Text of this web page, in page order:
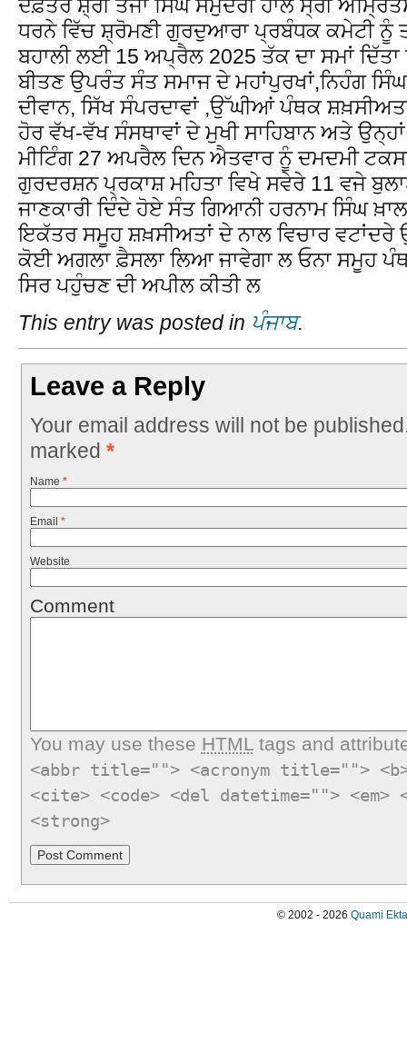
ਦਫ਼ਤਰ ਸ਼੍ਰੀ ਤੇਜਾ ਸਿੰਘ ਸਮੁੰਦਰੀ ਹਾਲ ਸ੍ਰੀ
ਧਰਨੇ ਵਿੱਚ ਸ਼੍ਰੋਮਣੀ ਗੁਰਦੁਆਰਾ ਪ੍ਰਬੰਧਕ ਕਮੇਟੀ ਨੂੰ
ਬਹਾਲੀ ਲਈ 15 ਅਪ੍ਰੈਲ 2025 ਤੱਕ ਦਾ ਸਮਾਂ
ਬੀਤਣ ਉਪਰੰਤ ਸੰਤ ਸਮਾਜ ਦੇ ਮਹਾਂਪੁਰਖਾਂ,ਨਿਹੰਗ
ਦੀਵਾਨ, ਸਿੱਖ ਸੰਪਰਦਾਵਾਂ ,ਉੱਘੀਆਂ ਪੰਥਕ
ਹੋਰ ਵੱਖ-ਵੱਖ ਸੰਸਥਾਵਾਂ ਦੇ ਮੁਖੀ ਸਾਹਿਬਾਨ ਅਤੇ
ਮੀਟਿੰਗ 27 ਅਪਰੈਲ ਦਿਨ ਐਤਵਾਰ ਨੂੰ ਦਮਦਮੀ
ਗੁਰਦਰਸ਼ਨ ਪ੍ਰਕਾਸ਼ ਮਹਿਤਾ ਵਿਖੇ ਸਵੇਰੇ 11 ਵਜੇ
ਜਾਣਕਾਰੀ ਦਿੰਦੇ ਹੋਏ ਸੰਤ ਗਿਆਨੀ ਹਰਨਾਮ ਸਿੰਘ
ਇਕੱਤਰ ਸਮੂਹ ਸ਼ਖ਼ਸੀਅਤਾਂ ਦੇ ਨਾਲ ਵਿਚਾਰ ਵਟਾਂਦਰੇ
ਕੋਈ ਅਗਲਾ ਫ਼ੈਸਲਾ ਲਿਆ ਜਾਵੇਗਾ ਲ ਓਨਾ ਸਮੂਹ
ਸਿਰ ਪਹੁੰਚਣ ਦੀ ਅਪੀਲ ਕੀਤੀ ਲ
This entry was posted in ਪੰਜਾਬ.
Leave a Reply
Your email address will not be
marked *
Name *
Email *
Website
Comment
You may use these HTMLtags and
<abbr title=""> <acronym title="">
<cite> <code> <del datetime="">
<strong>
© 2002 - 2026 Quami